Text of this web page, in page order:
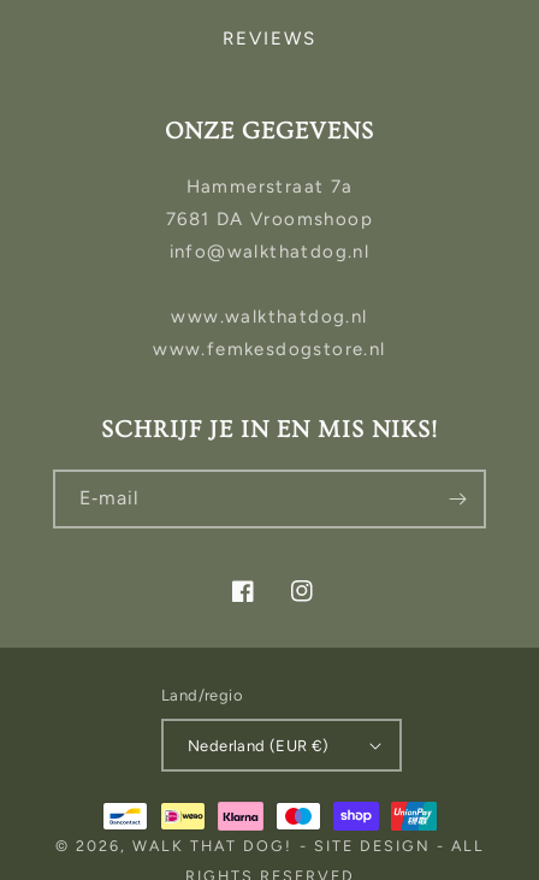
REVIEWS
ONZE GEGEVENS
Hammerstraat 7a
7681 DA Vroomshoop
info@walkthatdog.nl
www.walkthatdog.nl
www.femkesdogstore.nl
SCHRIJF JE IN EN MIS NIKS!
E‑mail
FacebookInstagram
Land/regio
Nederland (EUR €)
Betaalmethoden
© 2026, WALK THAT DOG! - SITE DESIGN - ALL
RIGHTS RESERVED